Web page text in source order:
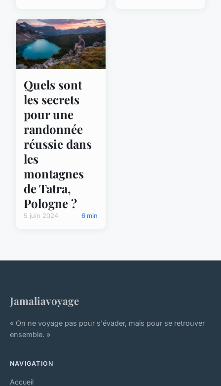
Quels sont
les secrets
pour une
randonnée
réussie dans
les
montagnes
de Tatra,
Pologne ?
5 juin 2024 6 min
Jamaliavoyage
« On ne voyage pas pour s'évader, mais pour se retrouver
ensemble. »
NAVIGATION
Accueil